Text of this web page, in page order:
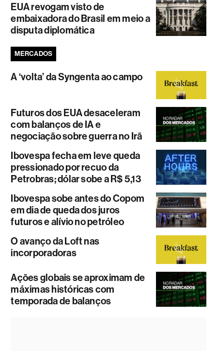
EUA revogam visto de
embaixadora do Brasil em meio a
disputa diplomática
MERCADOS
A ‘volta’ da Syngenta ao campo
Futuros dos EUA desaceleram
com balanços de IA e
negociação sobre guerra no Irã
Ibovespa fecha em leve queda
pressionado por recuo da
Petrobras; dólar sobe a R$ 5,13
Ibovespa sobe antes do Copom
em dia de queda dos juros
futuros e alívio no petróleo
O avanço da Loft nas
incorporadoras
Ações globais se aproximam de
máximas históricas com
temporada de balanços